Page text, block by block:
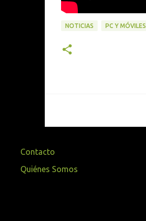
NOTICIAS PC Y MÓVILES
Contacto
Quiénes Somos